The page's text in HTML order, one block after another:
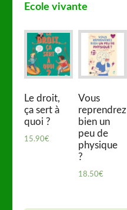
Ecole vivante
Le droit,
ça sert à
quoi ?
15.90€
Vous
reprendrez
bien un
peu de
physique
?
18.50€